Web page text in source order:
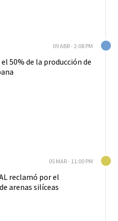
09 ABR - 2:08 PM
05 MAR - 11:00 PM